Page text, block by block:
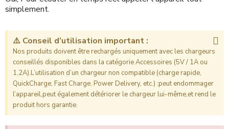
simplement.
⚠️ Conseil d’utilisation important :
Nos produits doivent être rechargés uniquement avec les chargeurs
conseillés disponibles dans la catégorie Accessoires (5V / 1A ou
1.2A).L’utilisation d’un chargeur non compatible (charge rapide,
QuickCharge, Fast Charge, Power Delivery, etc.) :peut endommager
l’appareil,peut également détériorer le chargeur lui-même,et rend le
produit hors garantie.